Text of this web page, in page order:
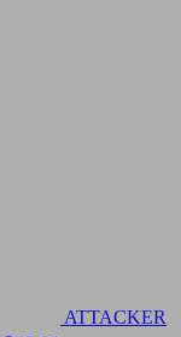
ATTACKER